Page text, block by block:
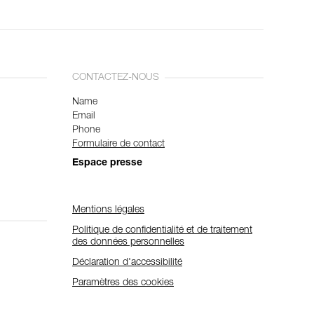
CONTACTEZ-NOUS
Name
Email
Phone
Formulaire de contact
Espace presse
Mentions légales
Politique de confidentialité et de traitement
des données personnelles
Déclaration d'accessibilité
Paramètres des cookies